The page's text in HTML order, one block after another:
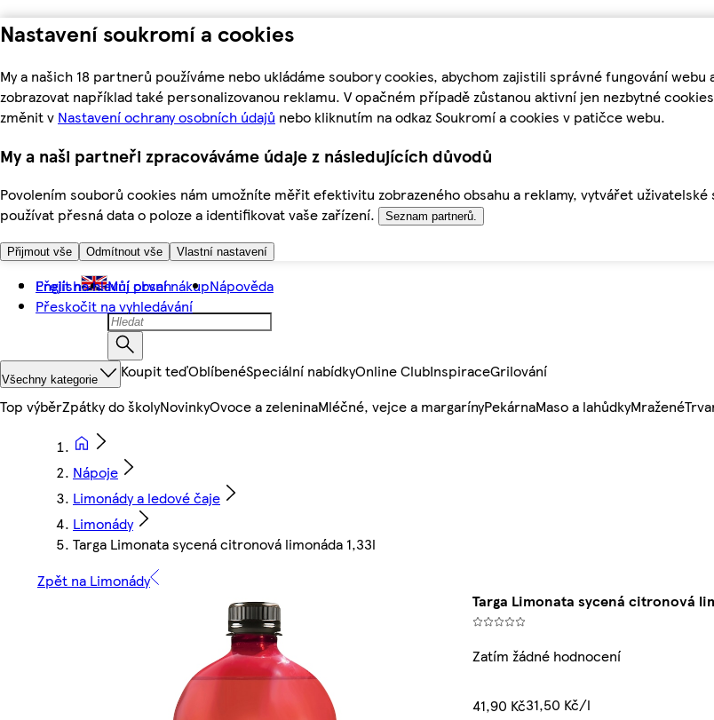
Nastavení soukromí a cookies
My a našich 18 partnerů používáme nebo ukládáme soubory cookies, abychom zajistili správné fungování
zobrazovat například také personalizovanou reklamu. V opačném případě zůstanou aktivní jen nezbytné
změnit v Nastavení ochrany osobních údajů nebo kliknutím na odkaz Soukromí a cookies v patičce webu.
My a naši partneři zpracováváme údaje z následujících důvodů
Povolením souborů cookies nám umožníte měřit efektivitu zobrazeného obsahu a reklamy, vytvářet
používat přesná data o poloze a identifikovat vaše zařízení.
Seznam partnerů.
Přijmout vše Odmítnout vše Vlastní nastavení
Přejít na hlavní obsah
Přeskočit na vyhledávání
English Můj první nákupNápověda
Všechny kategorie Koupit teďOblíbenéSpeciální nabídkyOnline ClubInspiraceGrilování
Top výběrZpátky do školyNovinkyOvoce a zeleninaMléčné, vejce a margarínyPekárnaMaso a lahůdkyMražené
Nápoje
Limonády a ledové čaje
Limonády
Targa Limonata sycená citronová limonáda 1,33l
Zpět na Limonády
Targa Limonata sycená citronová
Zatím žádné hodnocení
41,90 Kč31,50 Kč/l